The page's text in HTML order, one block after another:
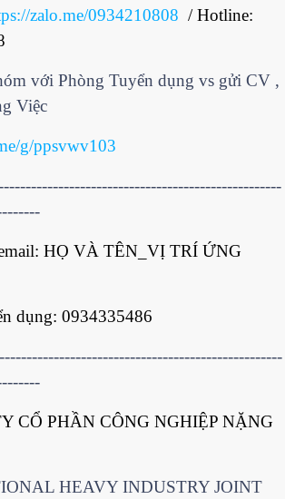
zalo.me/0934210808 / Hotline:
với Phòng Tuyển dụng vs gửi CV ,
Việc
g/ppsvwv103
HỌ VÀ TÊN_VỊ TRÍ ỨNG
dụng: 0934335486
CỔ PHẦN CÔNG NGHIỆP NẶNG
HEAVY INDUSTRY JOINT